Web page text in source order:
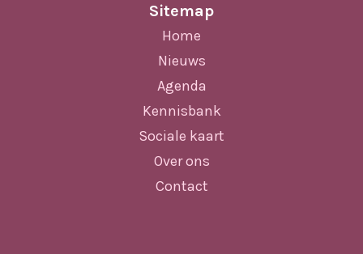
Sitemap
Home
Nieuws
Agenda
Kennisbank
Sociale kaart
Over ons
Contact